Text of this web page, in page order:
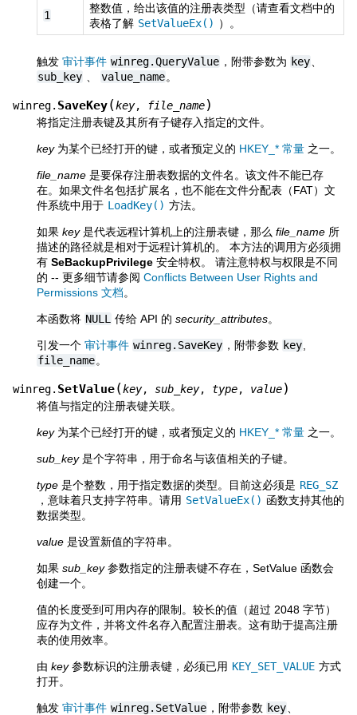
1
整数值，给出该值的注册表类型（请查看文档中的
表格了解 SetValueEx() ）。
触发 审计事件 winreg.QueryValue ，附带参数为 key
sub_key
value_name。
winreg. SaveKey(key, file_name)
将指定注册表键及其所有子键存入指定的文件。
key为某个已经打开的键，或者预定义的 HKEY_* 常量 之一。
file_name 是要保存注册表数据的文件名。该文件不能已存
在。如果文件名包括扩展名，也不能在文件分配表（FAT）文
件系统中用于 LoadKey() 方法。
如果 key是代表远程计算机上的注册表键，那么 file_name 所
描述的路径就是相对于远程计算机的。 本方法的调用方必须拥
有 SeBackupPrivilege 安全特权。 请注意特权与权限是不同
的 -- 更多细节请参阅 Conflicts Between User Rights and
Permissions 文档。
本函数将 NULL 传给 API 的 security_attributes。
引发一个 审计事件 winreg.SaveKey ，附带参数 key
file_name。
winreg. SetValue(key, sub_key, type, value)
将值与指定的注册表键关联。
key为某个已经打开的键，或者预定义的 HKEY_* 常量 之一。
sub_key是个字符串，用于命名与该值相关的子键。
type 是个整数，用于指定数据的类型。目前这必须是 REG_SZ
，意味着只支持字符串。请用 SetValueEx() 函数支持其他的
数据类型。
value 是设置新值的字符串。
如果 sub_key参数指定的注册表键不存在，SetValue 函数会
创建一个。
值的长度受到可用内存的限制。较长的值（超过 2048 字节）
应存为文件，并将文件名存入配置注册表。这有助于提高注册
表的使用效率。
由 key参数标识的注册表键，必须已用 KEY_SET_VALUE 方式
打开。
触发 审计事件 winreg.SetValue ，附带参数 key